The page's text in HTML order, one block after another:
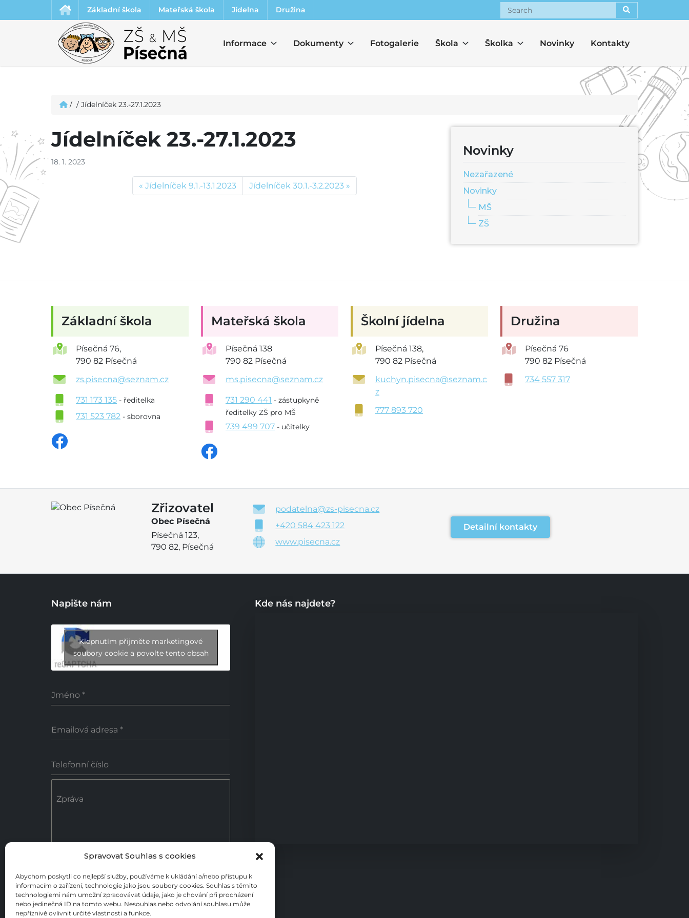
Spravovat Souhlas s cookies
Abychom poskytli co nejlepší služby, používáme k ukládání a/nebo přístupu k
informacím o zařízení, technologie jako jsou soubory cookies. Souhlas s těmito
technologiemi nám umožní zpracovávat údaje, jako je chování při procházení
nebo jedinečná ID na tomto webu. Nesouhlas nebo odvolání souhlasu může
nepříznivě ovlivnit určité vlastnosti a funkce.
Základní škola Mateřská škola Jídelna
Družina
Search
Informace Dokumenty Fotogalerie Škola Školka Novinky Kontakty
/ / Jídelníček 23.-27.1.2023
Jídelníček 23.-27.1.2023
18. 1. 2023
Jídelníček 9.1.-13.1.2023 Jídelníček 30.1.-3.2.2023
Novinky
Nezařazené
Novinky
MŠ
ZŠ
Základní škola
Písečná 76,
790 82 Písečná
zs.pisecna@seznam.cz
731 173 135 - ředitelka
731 523 782 - sborovna
Mateřská škola
Písečná 138
790 82 Písečná
ms.pisecna@seznam.cz
731 290 441 - zástupkyně
ředitelky ZŠ pro MŠ
739 499 707 - učitelky
Školní jídelna
Písečná 138,
790 82 Písečná
kuchyn.pisecna@seznam.c
z
777 893 720
Družina
Písečná 76
790 82 Písečná
734 557 317
Zřizovatel
Obec Písečná
Písečná 123,
790 82, Písečná
podatelna@zs-pisecna.cz
+420 584 423 122
www.pisecna.cz
Detailní kontakty
Napište nám
Klepnutím přijměte marketingové
soubory cookie a povolte tento obsah
Jméno *
Emailová adresa *
Telefonní číslo
Zpráva
Poslat zprávu
Kde nás najdete?